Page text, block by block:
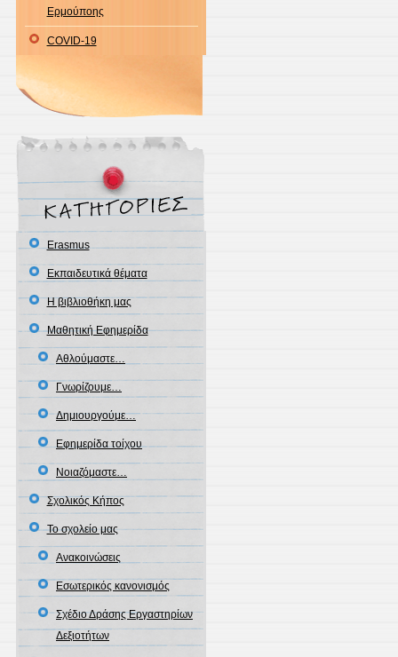
Ερμούποης
COVID-19
Erasmus
Εκπαιδευτικά θέματα
Η βιβλιοθήκη μας
Μαθητική Εφημερίδα
Αθλούμαστε…
Γνωρίζουμε…
Δημιουργούμε…
Εφημερίδα τοίχου
Νοιαζόμαστε…
Σχολικός Κήπος
Το σχολείο μας
Ανακοινώσεις
Εσωτερικός κανονισμός
Σχέδιο Δράσης Εργαστηρίων
Δεξιοτήτων